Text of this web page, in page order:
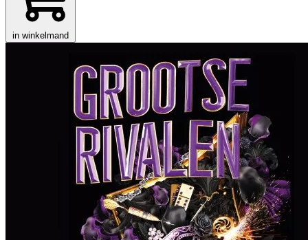
in winkelmand